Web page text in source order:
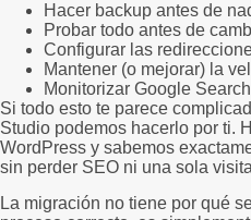
Hacer backup antes de
Probar todo antes de
Configurar las
Mantener (o mejorar) la
Monitorizar Google
Si todo esto te parece
Studio podemos hacerlo por ti.
WordPress y sabemos
sin perder SEO ni una sola
La migración no tiene por qué